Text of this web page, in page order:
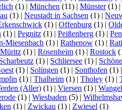
(1) | München (11) | Münster(1) |
(1) | Neustadt in Sachsen (1) |
(1) | Offenburg (1) |
(1) | Pegnitz (1) | Peißenberg (1) |
Miesenbach (1) | Rathenow (1) |
(1) | Rosenheim (1) | Rostock
(1) | Schliersee (1) |
(1) | Solingen (1) | Sonthofen (1) |
(1) | Thalheim (1) | Tholey (1) |
(Aller) (1) | Viersen (1) |
(1) | Wiesbaden (5) |
(1) | Zwickau (1) | Zwiesel (1)